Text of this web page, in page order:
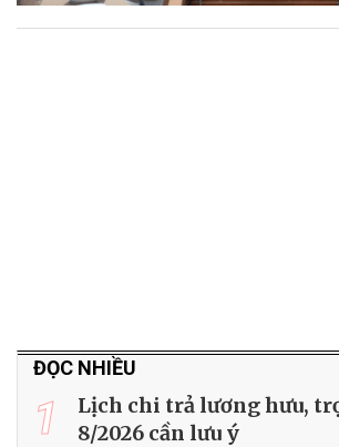
ĐỌC NHIỀU
1
Lịch chi trả lương hưu,
8/2026 cần lưu ý